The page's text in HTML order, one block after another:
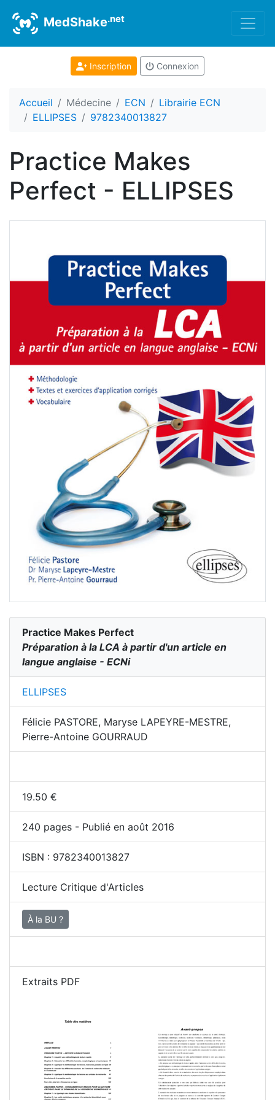
MedShake.net
Inscription Connexion
Accueil Médecine ECN
Librairie ECN
ELLIPSES
9782340013827
Practice Makes
Perfect - ELLIPSES
Practice Makes Perfect
Préparation à la LCA à partir d'un article en
langue anglaise - ECNi
ELLIPSES
Félicie PASTORE, Maryse LAPEYRE-MESTRE,
Pierre-Antoine GOURRAUD
19.50 €
240 pages - Publié en août 2016
ISBN : 9782340013827
Lecture Critique d'Articles
À la BU ?
Extraits PDF